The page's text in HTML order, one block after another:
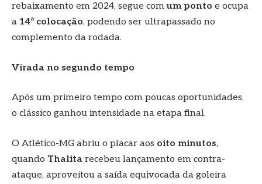
rebaixamento em 2024, segue comum ponto e ocupa
a 14ª colocação, podendo ser ultrapassado no
complemento da rodada.
Virada no segundo tempo
Após um primeiro tempo com poucas oportunidades,
o clássico ganhou intensidade na etapa final.
O Atlético-MG abriu o placar aos oito minutos,
quando Thalita recebeu lançamento em contra-
ataque, aproveitou a saída equivocada da goleira